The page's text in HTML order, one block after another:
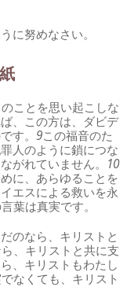
に努めなさい。
ことを思い起こしな
、この方は、ダビデ
す。9この福音のた
人のように鎖につな
がれていません。 10
に、あらゆることを
エスによる救いを永
葉は真実です。
のなら、キリストと
、キリストと共に支
、キリストもわたし
なくても、キリスト